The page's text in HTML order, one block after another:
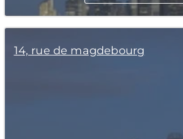
14, rue de magdebourg